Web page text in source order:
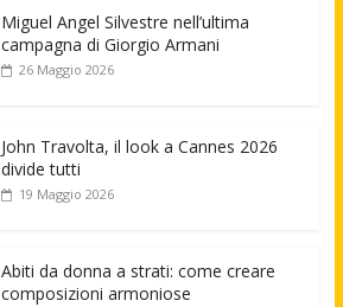
Miguel Angel Silvestre nell’ultima
campagna di Giorgio Armani
26 Maggio 2026
John Travolta, il look a Cannes 2026
divide tutti
19 Maggio 2026
Abiti da donna a strati: come creare
composizioni armoniose